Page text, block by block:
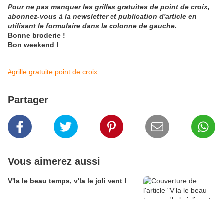
Pour ne pas manquer les grilles gratuites de point de croix,
abonnez-vous à la newsletter et publication d'article en
utilisant le formulaire dans la colonne de gauche.
Bonne broderie !
Bon weekend !
#grille gratuite point de croix
Partager
Vous aimerez aussi
V'la le beau temps, v'la le joli vent !